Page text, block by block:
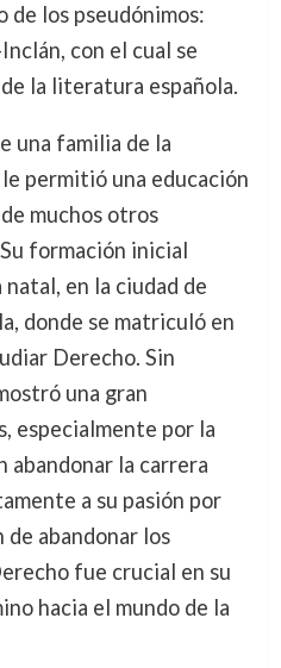
de los pseudónimos:
con el cual se
la literatura española.
una familia de la
permitió una educación
muchos otros
formación inicial
en la ciudad de
donde se matriculó en
Derecho. Sin
una gran
especialmente por la
la carrera
a su pasión por
de abandonar los
fue crucial en su
hacia el mundo de la